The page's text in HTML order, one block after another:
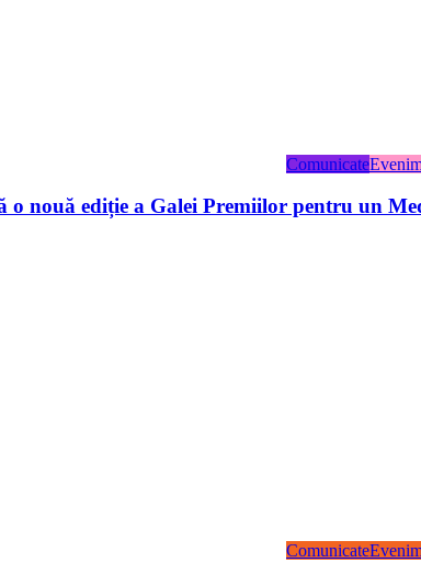
Comunicate
o nouă ediție a Galei Premiilor pentru un
Comunicate